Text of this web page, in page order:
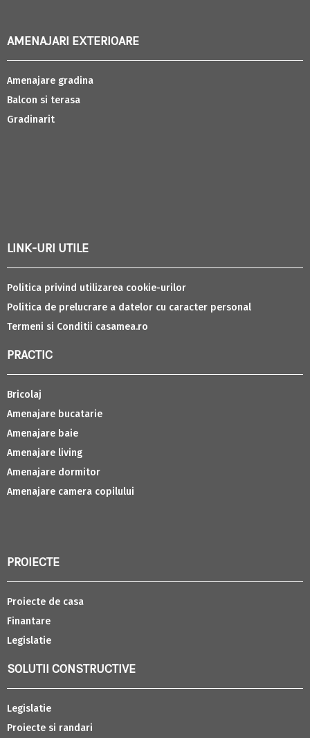
AMENAJARI EXTERIOARE
Amenajare gradina
Balcon si terasa
Gradinarit
LINK-URI UTILE
Politica privind utilizarea cookie-urilor
Politica de prelucrare a datelor cu caracter personal
Termeni si Conditii casamea.ro
PRACTIC
Bricolaj
Amenajare bucatarie
Amenajare baie
Amenajare living
Amenajare dormitor
Amenajare camera copilului
PROIECTE
Proiecte de casa
Finantare
Legislatie
SOLUTII CONSTRUCTIVE
Legislatie
Proiecte si randari